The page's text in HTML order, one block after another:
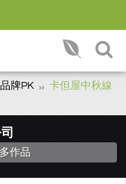
牌PK
卡但屋中秋線
作品